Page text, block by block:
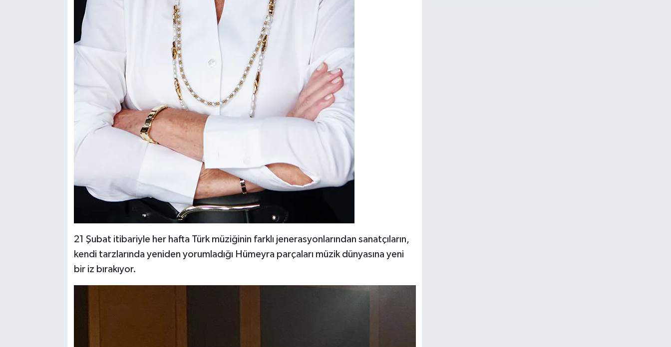
21 Şubat itibariyle her hafta Türk müziğinin farklı jenerasyonlarından sanatçıların,
kendi tarzlarında yeniden yorumladığı Hümeyra parçaları müzik dünyasına yeni
bir iz bırakıyor.